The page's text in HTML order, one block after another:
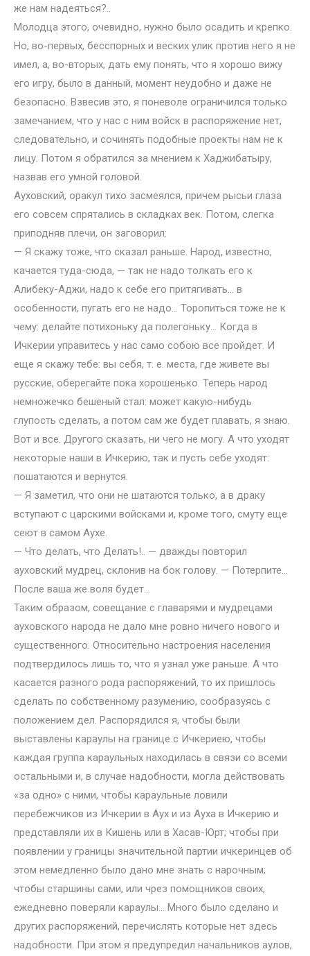
же нам надеяться?..
Молодца этого, очевидно, нужно было осадить и крепко.
Но, во-первых, бесспорных и веских улик против него я не
имел, а, во-вторых, дать ему понять, что я хорошо вижу
его игру, было в данный, момент неудобно и даже не
безопасно. Взвесив это, я поневоле ограничился только
замечанием, что у нас с ним войск в распоряжение нет,
следовательно, и сочинять подобные проекты нам не к
лицу. Потом я обратился за мнением к Хаджибатыру,
назвав его умной головой.
Ауховский, оракул тихо засмеялся, причем рысьи глаза
его совсем спрятались в складках век. Потом, слегка
приподняв плечи, он заговорил:
— Я скажу тоже, что сказал раньше. Народ, известно,
качается туда-сюда, — так не надо толкать его к
Алибеку-Аджи, надо к себе его притягивать… в
особенности, пугать его не надо… Торопиться тоже не к
чему: делайте потихоньку да полегоньку… Когда в
Ичкерии управитесь у нас само собою все пройдет. И
еще я скажу тебе: вы себя, т. е. места, где живете вы
русские, оберегайте пока хорошенько. Теперь народ
немножечко бешеный стал: может какую-нибудь
глупость сделать, а потом сам же будет плавать, я знаю.
Вот и все. Другого сказать, ни чего не могу. А что уходят
некоторые наши в Ичкерию, так и пусть себе уходят:
пошатаются и вернутся.
— Я заметил, что они не шатаются только, а в драку
вступают с царскими войсками и, кроме того, смуту еще
сеют в самом Аухе.
— Что делать, что Делать!.. — дважды повторил
ауховский мудрец, склонив на бок голову. — Потерпите…
После ваша же воля будет…
Таким образом, совещание с главарями и мудрецами
ауховского народа не дало мне ровно ничего нового и
существенного. Относительно настроения населения
подтвердилось лишь то, что я узнал уже раньше. А что
касается разного рода распоряжений, то их пришлось
сделать по собственному разумению, сообразуясь с
положением дел. Распорядился я, чтобы были
выставлены караулы на границе с Ичкериею, чтобы
каждая группа караульных находилась в связи со всеми
остальными и, в случае надобности, могла действовать
«за одно» с ними, чтобы караульные ловили
перебежчиков из Ичкерии в Аух и из Ауха в Ичкерию и
представляли их в Кишень или в Хасав-Юрт; чтобы при
появлении у границы значительной партии ичкеринцев об
этом немедленно было дано мне знать с нарочным;
чтобы старшины сами, или чрез помощников своих,
ежедневно поверяли караулы… Много было сделано и
других распоряжений, перечислять которые нет здесь
надобности. При этом я предупредил начальников аулов,